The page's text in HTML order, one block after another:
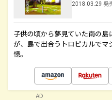
2018.03.29 発
子供の頃から夢見ていた南の
が、島で出合うトロピカルで
憶。
AD